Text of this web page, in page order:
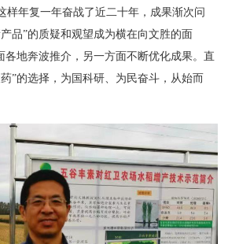
样年复一年奋战了近二十年，成果渐次问
品”的质疑和观望成为横在向文胜的面
各地奔波推介，另一方面不断优化成果。直
”的选择，为国科研、为民奋斗，从始而